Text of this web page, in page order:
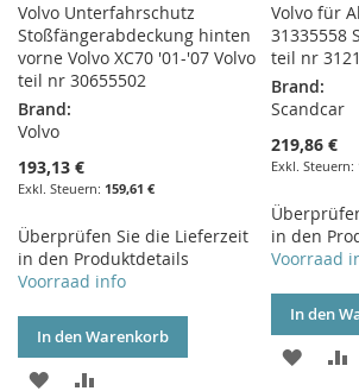
Volvo Unterfahrschutz
Stoßfängerabdeckung hinten
vorne Volvo XC70 '01-'07 Volvo
teil nr 30655502
Brand:
Volvo
193,13 €
159,61 €
Überprüfen Sie die Lieferzeit
in den Produktdetails
Voorraad info
In den Warenkorb
ZUR
Volvo für
31335558
teil nr
Brand:
Scandcar
219,86 €
in den
Voorraad
In den
ZUR